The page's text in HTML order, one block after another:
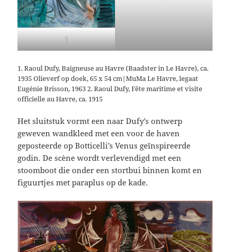
1
1. Raoul Dufy, Baigneuse au Havre (Baadster in Le Havre), ca.
1935 Olieverf op doek, 65 x 54 cm|MuMa Le Havre, legaat
Eugénie Brisson, 1963 2. Raoul Dufy, Fête maritime et visite
officielle au Havre, ca. 1915
Het sluitstuk vormt een naar Dufy’s ontwerp
geweven wandkleed met een voor de haven
geposteerde op Botticelli’s Venus geïnspireerde
godin. De scène wordt verlevendigd met een
stoomboot die onder een stortbui binnen komt en
figuurtjes met paraplus op de kade.